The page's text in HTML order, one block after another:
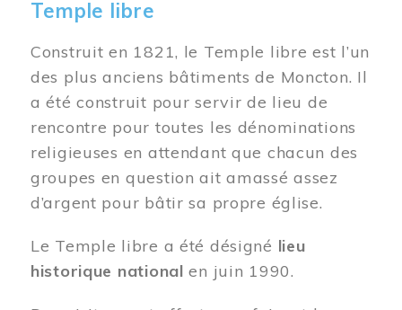
Temple libre
Construit en 1821, le Temple libre est l’un
des plus anciens bâtiments de Moncton. Il
a été construit pour servir de lieu de
rencontre pour toutes les dénominations
religieuses en attendant que chacun des
groupes en question ait amassé assez
d’argent pour bâtir sa propre église.
Le Temple libre a été désigné lieu
historique national en juin 1990.